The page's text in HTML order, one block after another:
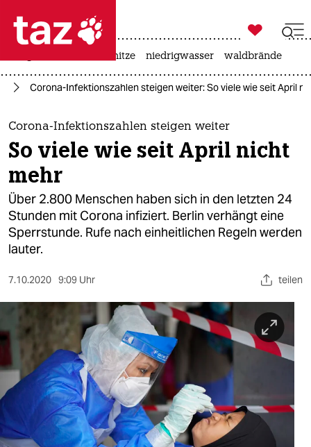
 taz zahl ich
taz zahl ich
themen
politik
öko
gesellschaft
kultur
sport
berlin
nord
wahrheit
verlag
verlag

taz zahl ich
hitze niedrigwasser waldbrände
Corona-Infektionszahlen steigen weiter: So viele wie seit April
Corona-Infektionszahlen steigen weiter
So viele wie seit April nicht
mehr
Über 2.800 Menschen haben sich in den letzten 24
Stunden mit Corona infiziert. Berlin verhängt eine
Sperrstunde. Rufe nach einheitlichen Regeln werden
lauter.
7.10.2020 9:09 Uhr teilen